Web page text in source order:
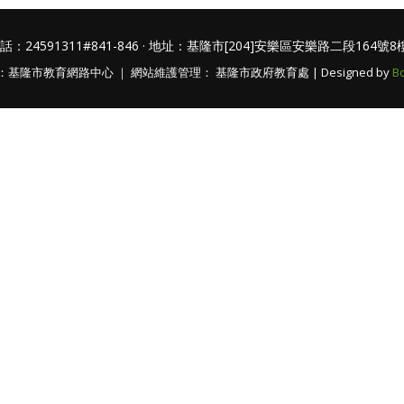
：24591311#841-846 · 地址：基隆市[204]安樂區安樂路二段164號8
基隆市教育網路中心 ｜ 網站維護管理： 基隆市政府教育處 | Designed by